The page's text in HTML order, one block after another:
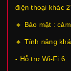
điện thoại khác
🔸 Bảo mật :
🔸 Tính năng
- Hỗ trợ Wi-Fi 6